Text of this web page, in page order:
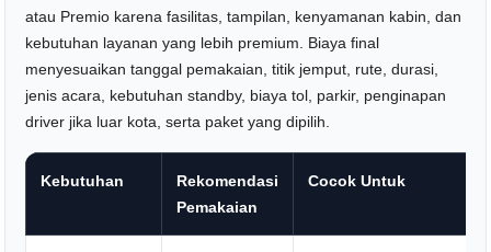
atau Premio karena fasilitas, tampilan, kenyamanan kabin, dan
kebutuhan layanan yang lebih premium. Biaya final
menyesuaikan tanggal pemakaian, titik jemput, rute, durasi,
jenis acara, kebutuhan standby, biaya tol, parkir, penginapan
driver jika luar kota, serta paket yang dipilih.
Kebutuhan
Rekomendasi
Pemakaian
Cocok Untuk